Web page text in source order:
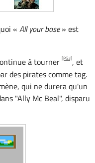
« All your base» est
à tourner [PS3], et
des pirates comme tag.
qui ne durera qu'un
"Ally Mc Beal", disparu